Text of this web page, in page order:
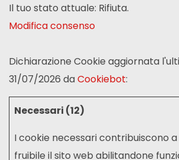
Il tuo stato attuale: Rifiuta.
Modifica consenso
Dichiarazione Cookie aggiornata
31/07/2026 daCookiebot:
Necessari (12)
I cookie necessari contribuiscono
fruibile il sito web abilitandone